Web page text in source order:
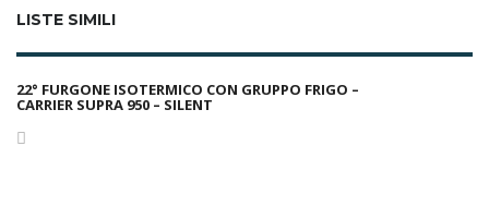
LISTE SIMILI
22° FURGONE ISOTERMICO CON GRUPPO FRIGO –
CARRIER SUPRA 950 – SILENT